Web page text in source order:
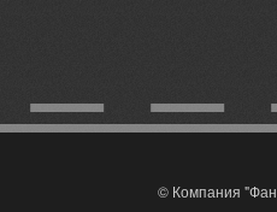
© Компания